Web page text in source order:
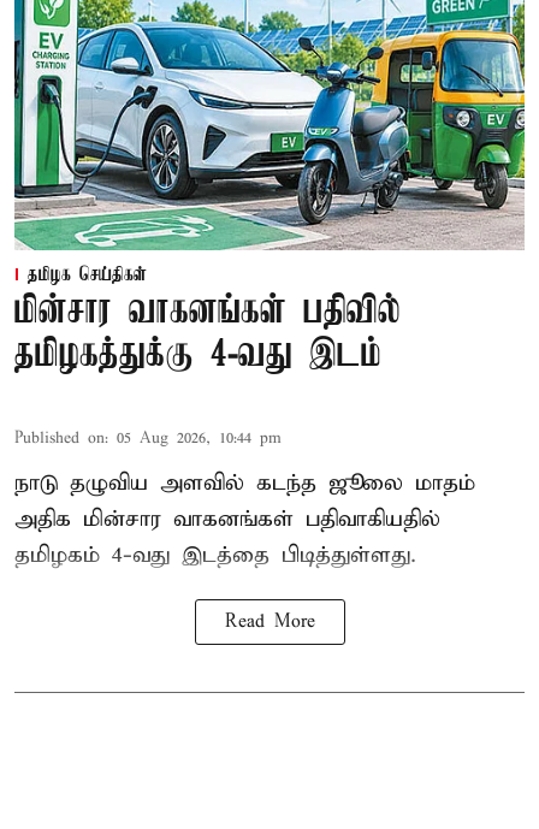
தமிழக செய்திகள்
மின்சார வாகனங்கள் பதிவில்
தமிழகத்துக்கு 4-வது இடம்
Published on: 05 Aug 2026, 10:44 pm
நாடு தழுவிய அளவில் கடந்த ஜூலை மாதம்
அதிக மின்சார வாகனங்கள் பதிவாகியதில்
தமிழகம் 4-வது இடத்தை பிடித்துள்ளது.
Read More